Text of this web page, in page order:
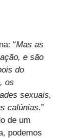
“Mas as
e são
do
os
sexuais,
calúnias.”
de um
podemos